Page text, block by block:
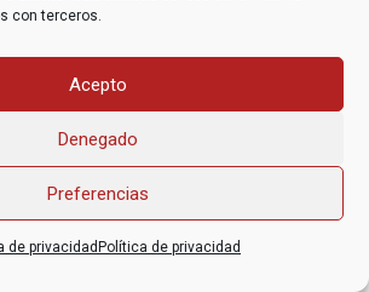
con terceros.
Acepto
Denegado
Preferencias
de privacidad Política de privacidad
Galicia, 2) en Oviedo.
Derecho a Morir Dignamente (DMD)
- 91 369 17 46